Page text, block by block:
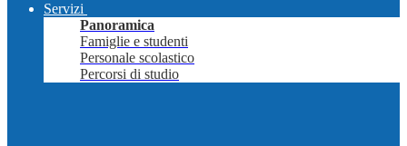
Servizi
Panoramica
Famiglie e studenti
Personale scolastico
Percorsi di studio